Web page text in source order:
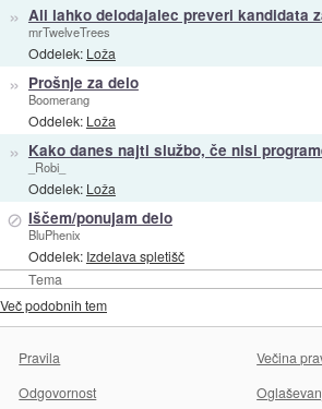
Tema
» Ali lahko delodajalec preveri kandidata
mrTwelveTrees
Oddelek: Loža
» Prošnje za delo
Boomerang
Oddelek: Loža
» Kako danes najti službo, če nisi
_Robi_
Oddelek: Loža
⊘ Iščem/ponujam delo
BluPhenix
Oddelek: Izdelava spletišč
Več podobnih tem
Pravila
Večina
Odgovornost